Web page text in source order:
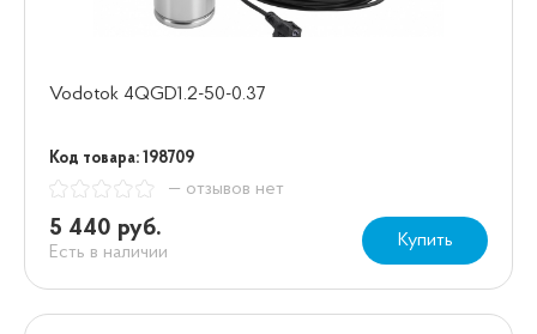
Vodotok 4QGD1.2-50-0.37
Код товара: 198709
— отзывов нет
5 440 руб.
Есть в наличии
Купить